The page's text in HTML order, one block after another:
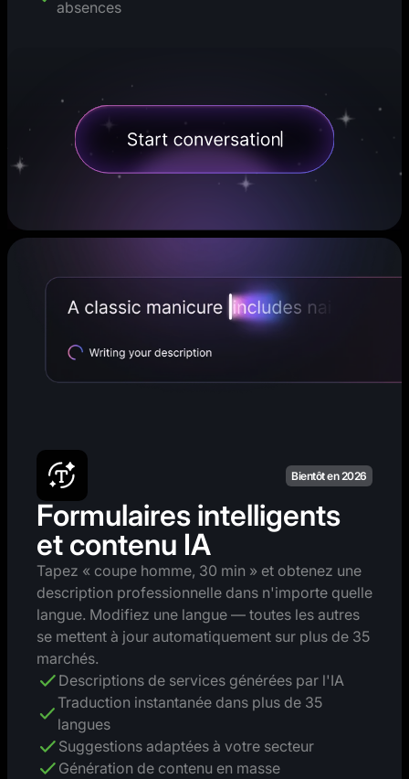
absences
Bientôt en 2026
Formulaires intelligents
et contenu IA
Tapez « coupe homme, 30 min » et obtenez une
description professionnelle dans n'importe quelle
langue. Modifiez une langue — toutes les autres
se mettent à jour automatiquement sur plus de 35
marchés.
Descriptions de services générées par l'IA
Traduction instantanée dans plus de 35
langues
Suggestions adaptées à votre secteur
Génération de contenu en masse